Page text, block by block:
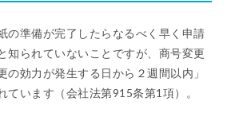
の準備が完了したらなるべく早く申請
知られていないことですが、商号変更
の効力が発生する日から２週間以内」
ています（会社法第915条第1項）。